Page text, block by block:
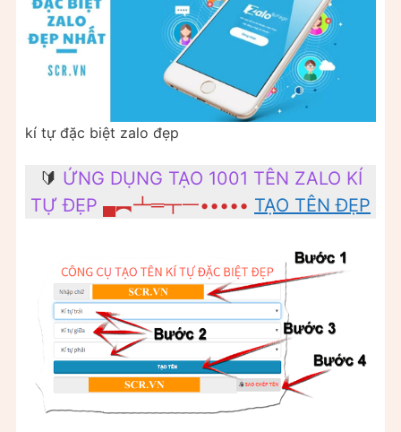
kí tự đặc biệt zalo đẹp
🔰 ỨNG DỤNG TẠO 1001 TÊN ZALO KÍ
TỰ ĐẸP ▄︻┻═┳一••••• TẠO TÊN ĐẸP